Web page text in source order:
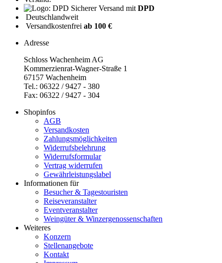
Sicherer Versand mit DPD
Deutschlandweit
Versandkostenfrei ab 100 €
Adresse
Schloss Wachenheim AG
Kommerzienrat-Wagner-Straße 1
67157 Wachenheim
Tel.: 06322 / 9427 - 380
Fax: 06322 / 9427 - 304
Shopinfos
AGB
Versandkosten
Zahlungsmöglichkeiten
Widerrufsbelehrung
Widerrufsformular
Vertrag widerrufen
Gewährleistungslabel
Informationen für
Besucher & Tagestouristen
Reiseveranstalter
Eventveranstalter
Weingüter & Winzergenossenschaften
Weiteres
Konzern
Stellenangebote
Kontakt